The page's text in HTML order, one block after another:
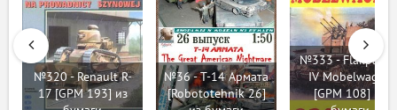
№320 - Renault R-
17 [GPM 193] из
№36 - T-14 Армата
[Robototehnik 26]
№333 -
IV Mobelwagen
[GPM 108] из